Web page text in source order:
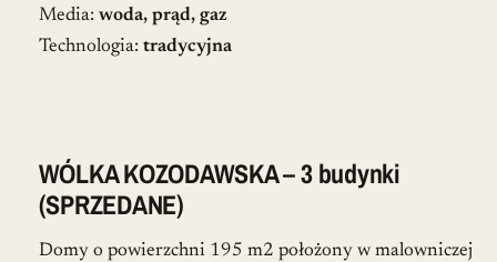
Media: woda, prąd, gaz
Technologia: tradycyjna
WÓLKA KOZODAWSKA – 3 budynki
(SPRZEDANE)
Domy o powierzchni 195 m2 położony w malowniczej